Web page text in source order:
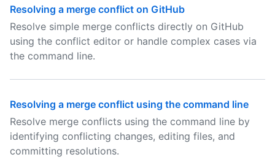
Resolving a merge conflict on GitHub
Resolve simple merge conflicts directly on GitHub
using the conflict editor or handle complex cases via
the command line.
Resolving a merge conflict using the command line
Resolve merge conflicts using the command line by
identifying conflicting changes, editing files, and
committing resolutions.